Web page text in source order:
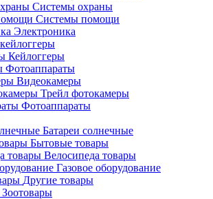
Системы охраны
Системы помощи
Электроника
Кейлоггеры
Фотоаппараты
Видеокамеры
Трейл фотокамеры
Фотоаппараты
Батареи солнечные
Бытовые товары
Велосипеда товары
Газовое оборудование
Другие товары
Зоотовары